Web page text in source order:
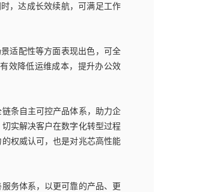
，达成长效续航，可满足工作
适配性等方面表现出色，可全
效降低运维成本，提升办公效
条自主可控产品体系，助力企
实解决客户在数字化转型过程
权威认可，也是对兆芯高性能
务体系，以更可靠的产品、更